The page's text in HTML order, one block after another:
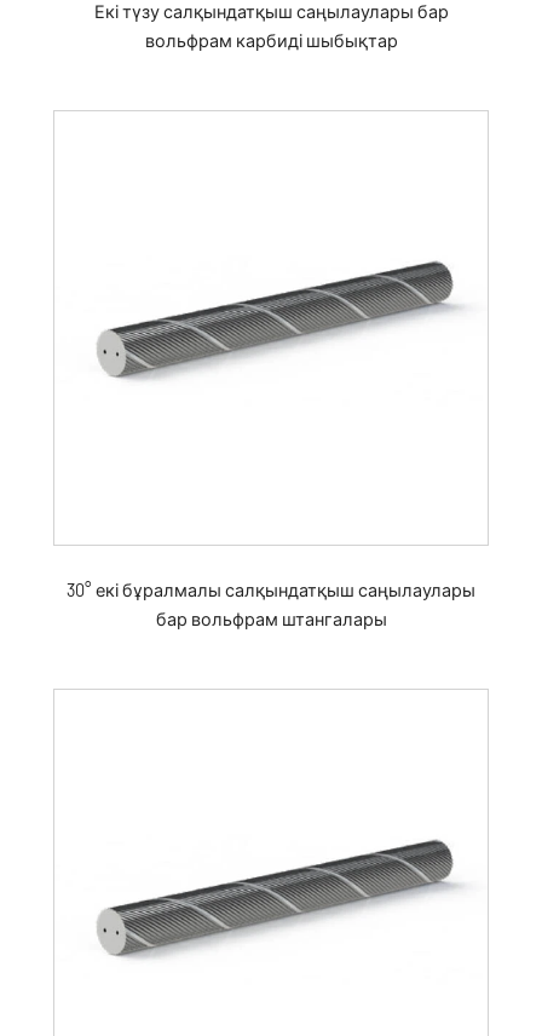
Екі түзу салқындатқыш саңылаулары бар
вольфрам карбиді шыбықтар
30° екі бұралмалы салқындатқыш саңылаулары
бар вольфрам штангалары